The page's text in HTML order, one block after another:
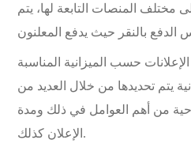
مختلف المنصات التابعة لها، يتم
الدفع بالنقر حيث يدفع المعلنون
حسب الميزانية المناسبة
يتم تحديدها من خلال العديد من
من أهم العوامل في ذلك ومدة
الإعلان كذلك.